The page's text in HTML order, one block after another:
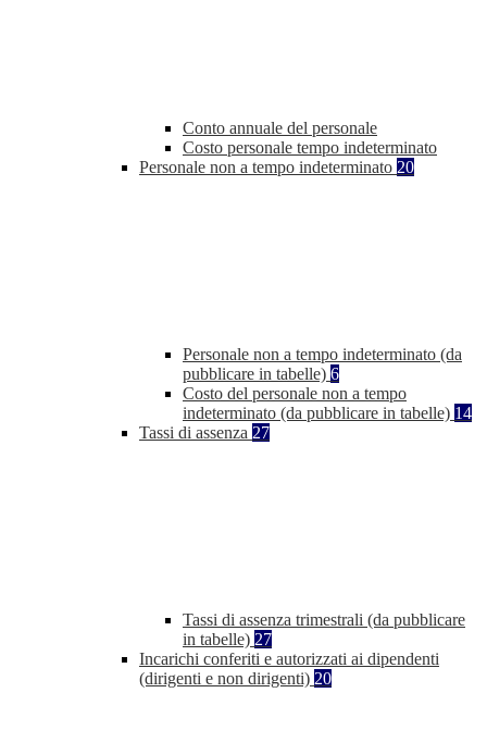
Conto annuale del personale
Costo personale tempo indeterminato
Personale non a tempo indeterminato 20
Personale non a tempo indeterminato (da
pubblicare in tabelle) 6
Costo del personale non a tempo
indeterminato (da pubblicare in tabelle) 14
Tassi di assenza 27
Tassi di assenza trimestrali (da pubblicare
in tabelle) 27
Incarichi conferiti e autorizzati ai dipendenti
(dirigenti e non dirigenti) 20